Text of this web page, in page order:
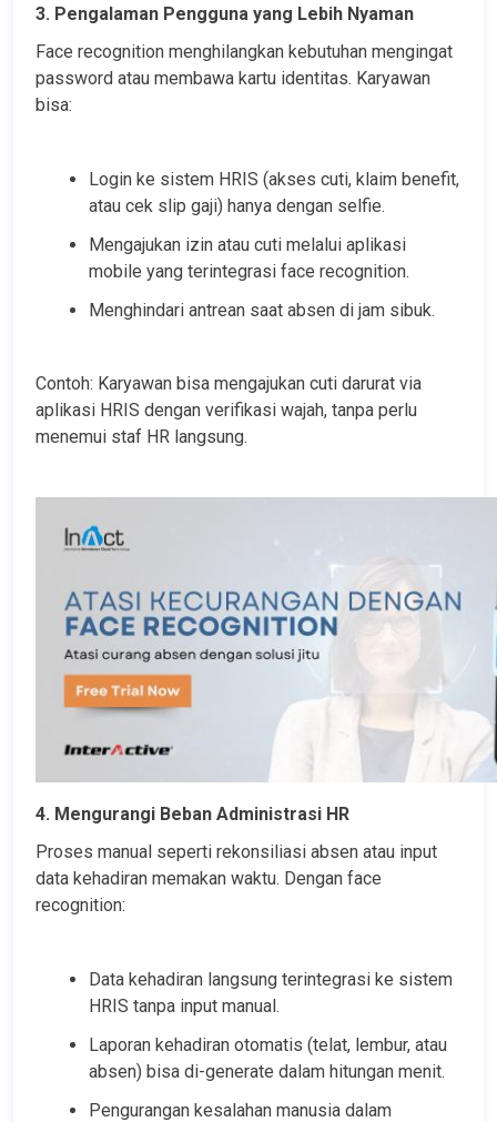
3. Pengalaman Pengguna yang Lebih Nyaman
Face recognition menghilangkan kebutuhan mengingat
password atau membawa kartu identitas. Karyawan
bisa:
Login ke sistem HRIS (akses cuti, klaim benefit,
atau cek slip gaji) hanya dengan selfie.
Mengajukan izin atau cuti melalui aplikasi
mobile yang terintegrasi face recognition.
Menghindari antrean saat absen di jam sibuk.
Contoh: Karyawan bisa mengajukan cuti darurat via
aplikasi HRIS dengan verifikasi wajah, tanpa perlu
menemui staf HR langsung.
4. Mengurangi Beban Administrasi HR
Proses manual seperti rekonsiliasi absen atau input
data kehadiran memakan waktu. Dengan face
recognition:
Data kehadiran langsung terintegrasi ke sistem
HRIS tanpa input manual.
Laporan kehadiran otomatis (telat, lembur, atau
absen) bisa di-generate dalam hitungan menit.
Pengurangan kesalahan manusia dalam